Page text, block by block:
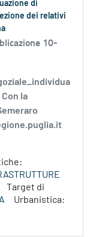
di
dei relativi
10-
la
Target di
Urbanistica: